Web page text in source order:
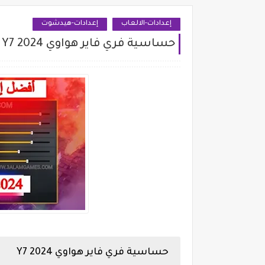
إعدادات-الالعاب إعدادات-هيدشوت
حساسية فري فاير هواوي Y7 2024
حساسية فري فاير هواوي Y7 2024